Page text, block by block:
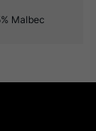
Malbec